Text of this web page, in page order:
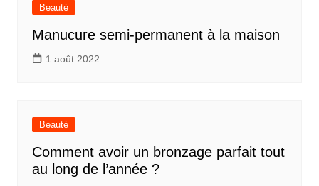
Beauté
Manucure semi-permanent à la maison
1 août 2022
Beauté
Comment avoir un bronzage parfait tout
au long de l’année ?